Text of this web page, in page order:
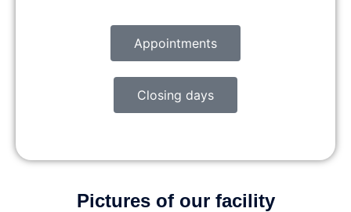
Appointments
Closing days
Pictures of our facility